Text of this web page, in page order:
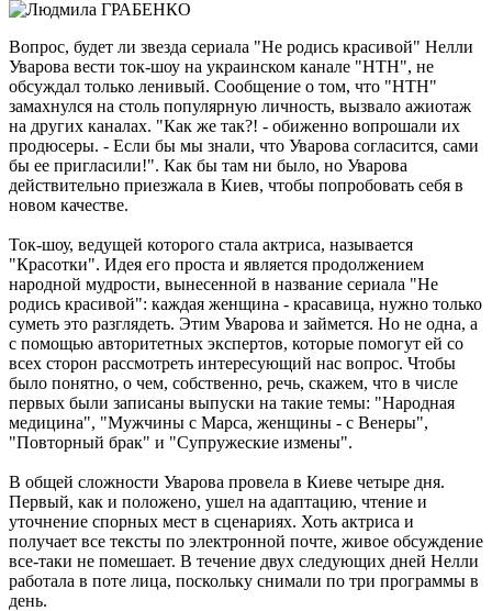
Вопрос, будет ли звезда сериала "Не родись красивой" Нелли
Уварова вести ток-шоу на украинском канале "НТН", не
обсуждал только ленивый. Сообщение о том, что "НТН"
замахнулся на столь популярную личность, вызвало ажиотаж
на других каналах. "Как же так?! - обиженно вопрошали их
продюсеры. - Если бы мы знали, что Уварова согласится, сами
бы ее пригласили!". Как бы там ни было, но Уварова
действительно приезжала в Киев, чтобы попробовать себя в
новом качестве.
Ток-шоу, ведущей которого стала актриса, называется
"Красотки". Идея его проста и является продолжением
народной мудрости, вынесенной в название сериала "Не
родись красивой": каждая женщина - красавица, нужно только
суметь это разглядеть. Этим Уварова и займется. Но не одна, а
с помощью авторитетных экспертов, которые помогут ей со
всех сторон рассмотреть интересующий нас вопрос. Чтобы
было понятно, о чем, собственно, речь, скажем, что в числе
первых были записаны выпуски на такие темы: "Народная
медицина", "Мужчины с Марса, женщины - с Венеры",
"Повторный брак" и "Супружеские измены".
В общей сложности Уварова провела в Киеве четыре дня.
Первый, как и положено, ушел на адаптацию, чтение и
уточнение спорных мест в сценариях. Хоть актриса и
получает все тексты по электронной почте, живое обсуждение
все-таки не помешает. В течение двух следующих дней Нелли
работала в поте лица, поскольку снимали по три программы в
день.